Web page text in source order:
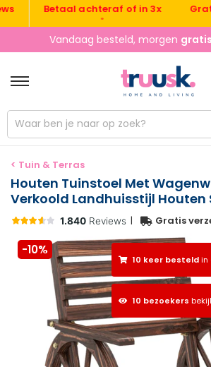
Betaal achteraf of in 3x Gratis
Vandaag besteld, morgen gratis
< Tuin & Terras
Houten Tuinstoel Met
Verkoold Landhuisstijl Houten
| Gratis
10 keer besteldin
10 bezoekers
-10%